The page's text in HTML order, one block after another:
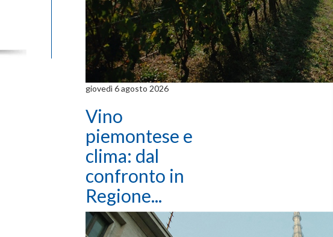
giovedì 6 agosto 2026
Vino
piemontese e
clima: dal
confronto in
Regione...